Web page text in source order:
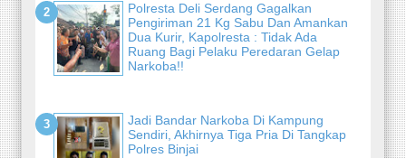
Polresta Deli Serdang Gagalkan
Pengiriman 21 Kg Sabu Dan Amankan
Dua Kurir, Kapolresta : Tidak Ada
Ruang Bagi Pelaku Peredaran Gelap
Narkoba!!
Jadi Bandar Narkoba Di Kampung
Sendiri, Akhirnya Tiga Pria Di Tangkap
Polres Binjai